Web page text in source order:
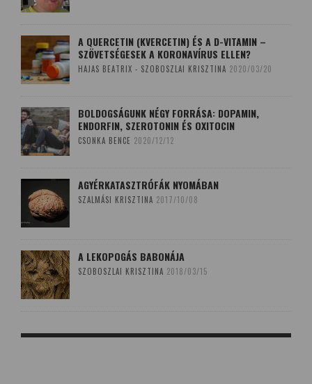
A QUERCETIN (KVERCETIN) ÉS A D-VITAMIN –
SZÖVETSÉGESEK A KORONAVÍRUS ELLEN?
HAJAS BEATRIX - SZOBOSZLAI KRISZTINA 2020/03/20
BOLDOGSÁGUNK NÉGY FORRÁSA: DOPAMIN,
ENDORFIN, SZEROTONIN ÉS OXITOCIN
CSONKA BENCE 2020/12/12
AGYÉRKATASZTRÓFÁK NYOMÁBAN
SZALMÁSI KRISZTINA 2017/10/08
A LEKOPOGÁS BABONÁJA
SZOBOSZLAI KRISZTINA 2018/03/15